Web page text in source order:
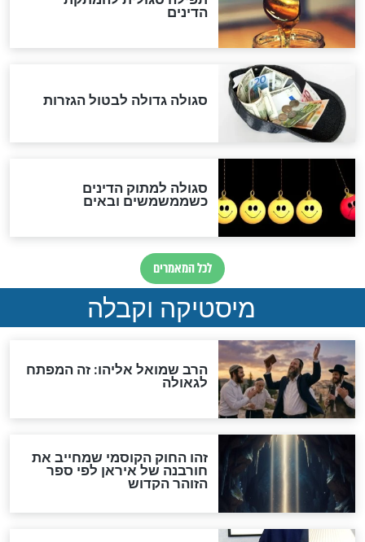
אחרית הימים
האם אפשר לחשב את הקץ?
מה יהיה בימות המשיח?
"לפני הגאולה תהיה אפיקורסות
והכחשה גדולה מאוד של
האמונה"
האם לאחר בוא המשיח יהיה
אפשר לחזור בתשובה?